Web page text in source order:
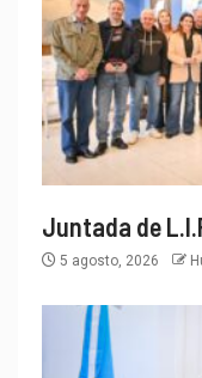
Juntada de
5 agosto, 2026